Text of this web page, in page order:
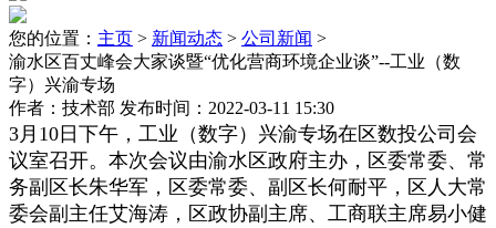
您的位置： 主页 > 新闻动态 > 公司新闻 >
渝水区百丈峰会大家谈暨“优化营商环境企业谈”--工业（数
字）兴渝专场
作者：技术部 发布时间：2022-03-11 15:30
3月10日下午，工业（数字）兴渝专场在区数投公司会
议室召开。本次会议由渝水区政府主办，区委常委、常
务副区长朱华军，区委常委、副区长何耐平，区人大常
委会副主任艾海涛，区政协副主席、工商联主席易小健